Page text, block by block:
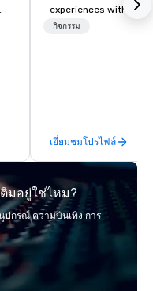
experiences with
restaurants
and craft cocktails at
with complete VIP
opportunity to sit
colleagues at each
mingle, and easily
กิจกรรม
เยี่ยมชมโปรไฟล์
มอยู่ใช่ไหม?
ปกรณ์ ความบันเทิง การ